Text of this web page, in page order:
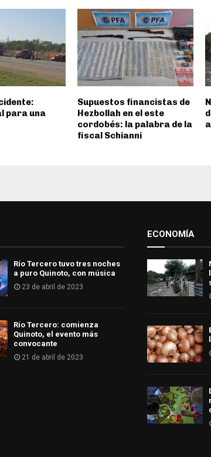
para una
Supuestos financistas de
Hezbollah en el este
cordobés: la palabra de la
fiscal Schianni
Río Tercero tuvo tres noches
a puro Quinoto, con música
23 de abril de 2023
Río Tercero: comienza
Quinoto, el evento más
convocante
21 de abril de 2023
ECONOMÍA